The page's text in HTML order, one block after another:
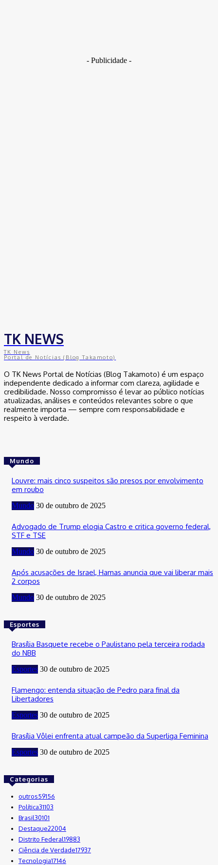
- Publicidade -
TK NEWS
TK News
Portal de Notícias (Blog Takamoto)
O TK News Portal de Notícias (Blog Takamoto) é um espaço
independente dedicado a informar com clareza, agilidade e
credibilidade. Nosso compromisso é levar ao público notícias
atualizadas, análises e conteúdos relevantes sobre o que
realmente importa — sempre com responsabilidade e
respeito à verdade.
Mundo
Louvre: mais cinco suspeitos são presos por envolvimento
em roubo
Mundo 30 de outubro de 2025
Advogado de Trump elogia Castro e critica governo federal,
STF e TSE
Mundo 30 de outubro de 2025
Após acusações de Israel, Hamas anuncia que vai liberar mais
2 corpos
Mundo 30 de outubro de 2025
Esportes
Brasília Basquete recebe o Paulistano pela terceira rodada
do NBB
Esportes 30 de outubro de 2025
Flamengo: entenda situação de Pedro para final da
Libertadores
Esportes 30 de outubro de 2025
Brasília Vôlei enfrenta atual campeão da Superliga Feminina
Esportes 30 de outubro de 2025
Categorias
outros59156
Política31103
Brasil30101
Destaque22004
Distrito Federal19883
Ciência de Verdade17937
Tecnologia17146